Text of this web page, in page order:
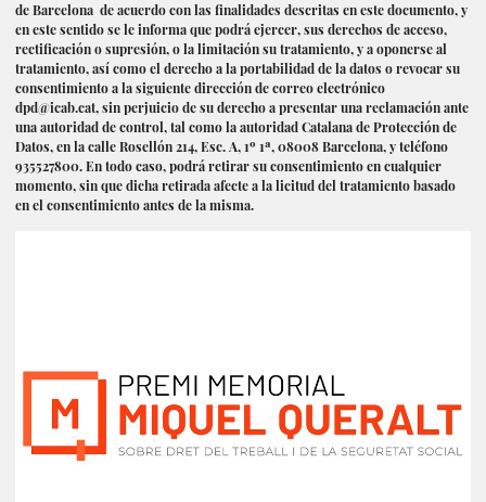
de Barcelona de acuerdo con las finalidades descritas en este documento, y
en este sentido se le informa que podrá ejercer, sus derechos de acceso,
rectificación o supresión, o la limitación su tratamiento, y a oponerse al
tratamiento, así como el derecho a la portabilidad de la datos o revocar su
consentimiento a la siguiente dirección de correo electrónico
dpd@icab.cat, sin perjuicio de su derecho a presentar una reclamación ante
una autoridad de control, tal como la autoridad Catalana de Protección de
Datos, en la calle Rosellón 214, Esc. A, 1º 1ª, 08008 Barcelona, y teléfono
935527800. En todo caso, podrá retirar su consentimiento en cualquier
momento, sin que dicha retirada afecte a la licitud del tratamiento basado
en el consentimiento antes de la misma.